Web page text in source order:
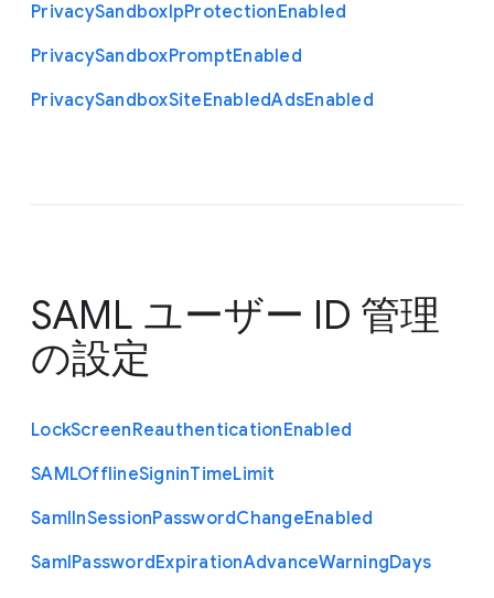
PrivacySandboxIpProtectionEnabled
PrivacySandboxPromptEnabled
PrivacySandboxSiteEnabledAdsEnabled
SAML ユーザー ID 管理
の設定
LockScreenReauthenticationEnabled
SAMLOfflineSigninTimeLimit
SamlInSessionPasswordChangeEnabled
SamlPasswordExpirationAdvanceWarningDays